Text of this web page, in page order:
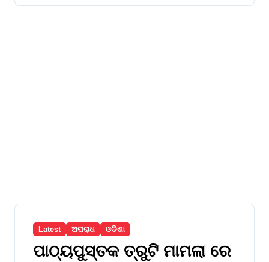
Latest ଅପରାଧ ଓଡିଶା
ପାଠ୍ୟପୁସ୍ତକ ତ୍ରୁଟି ମାମଲା ରେ